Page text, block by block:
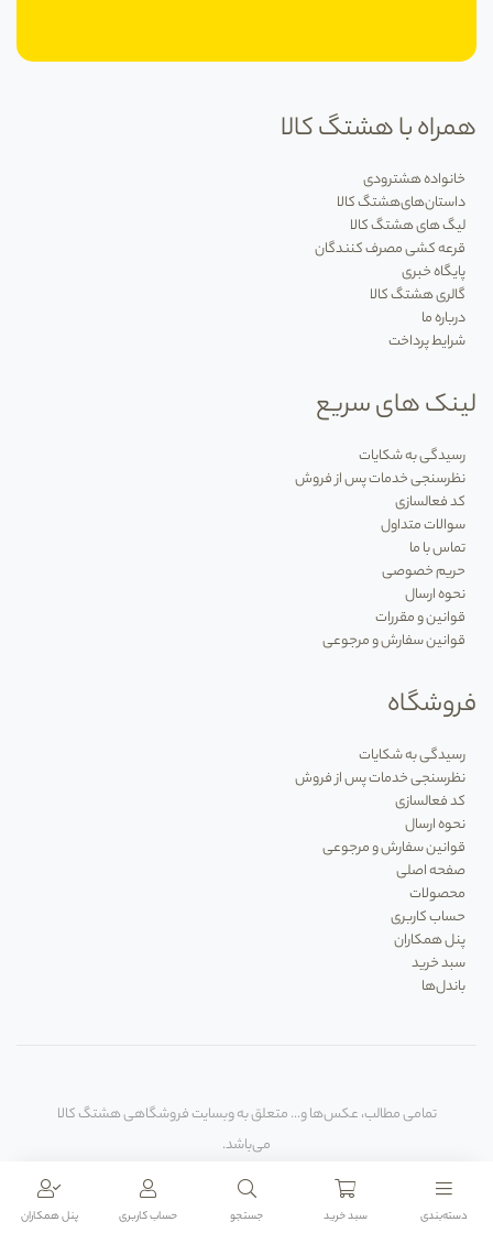
همراه با هشتگ کالا
خانواده هشترودی
داستان‌های‌هشتگ کالا
لیگ های هشتگ کالا
قرعه کشی مصرف کنندگان
پایگاه خبری
گالری هشتگ کالا
درباره ما
شرایط پرداخت
لینک های سریع
رسیدگی به شکایات
نظرسنجی خدمات پس از فروش
کد فعالسازی
سوالات متداول
تماس با ما
حریم خصوصی
نحوه ارسال
قوانین و مقررات
قوانین سفارش و مرجوعی
فروشگاه
رسیدگی به شکایات
نظرسنجی خدمات پس از فروش
کد فعالسازی
نحوه ارسال
قوانین سفارش و مرجوعی
صفحه اصلی
محصولات
حساب کاربری
پنل همکاران
سبد خرید
باندل‌ها
تمامی مطالب، عکس‌ها و... متعلق به وبسایت فروشگاهی هشتگ کالا
می‌باشد.
دسته‌بندی‌ سبد خرید جستجو حساب کاربری پنل همکاران